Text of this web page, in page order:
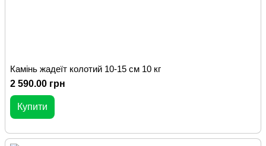
Камінь жадеїт колотий 10-15 см 10 кг
2 590.00 грн
Купити